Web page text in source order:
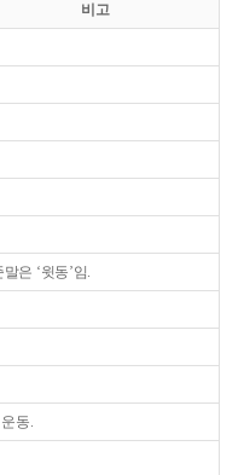
비고
말은 ‘윗동’임.
동.